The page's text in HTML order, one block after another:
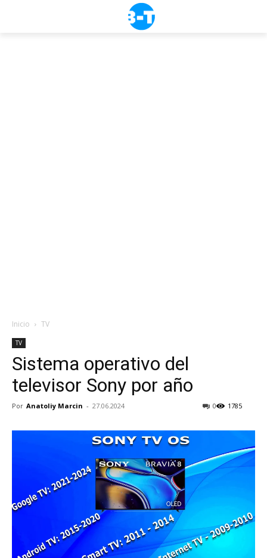
Inicio TV
TV
Sistema operativo del
televisor Sony por año
Por Anatoliy Marcin - 27.06.2024 1785
0